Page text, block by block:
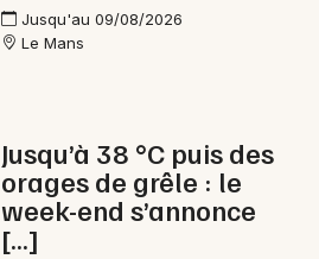
Jusqu'au 09/08/2026
Le Mans
Jusqu’à 38 °C puis des
orages de grêle : le
week-end s’annonce
[…]